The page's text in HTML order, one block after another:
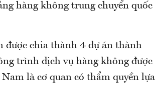
hàng không trung chuyển quốc
được chia thành 4 dự án thành
trình dịch vụ hàng không được
là cơ quan có thẩm quyền lựa